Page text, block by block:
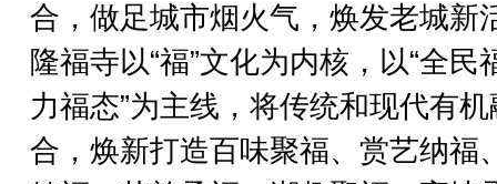
合，做足城市烟火气，焕发老城新
隆福寺以“福”文化为内核，以“全民
力福态”为主线，将传统和现代有机
合，焕新打造百味聚福、赏艺纳福